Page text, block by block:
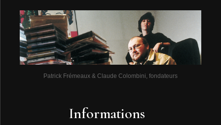
Patrick Frémeaux & Claude Colombini, fondateurs
Informations